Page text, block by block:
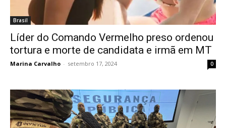
Brasil
Líder do Comando Vermelho preso ordenou
tortura e morte de candidata e irmã em MT
Marina Carvalho - setembro 17, 2024 0